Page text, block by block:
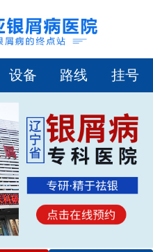
设备 路线 挂号